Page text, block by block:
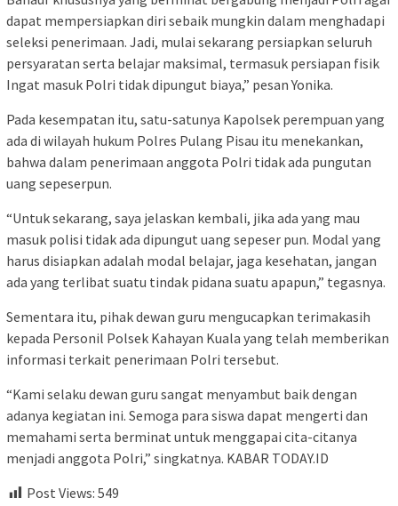
dapat mempersiapkan diri sebaik mungkin dalam menghadapi
seleksi penerimaan. Jadi, mulai sekarang persiapkan seluruh
persyaratan serta belajar maksimal, termasuk persiapan fisik
Ingat masuk Polri tidak dipungut biaya,” pesan Yonika.
Pada kesempatan itu, satu-satunya Kapolsek perempuan yang
ada di wilayah hukum Polres Pulang Pisau itu menekankan,
bahwa dalam penerimaan anggota Polri tidak ada pungutan
uang sepeserpun.
“Untuk sekarang, saya jelaskan kembali, jika ada yang mau
masuk polisi tidak ada dipungut uang sepeser pun. Modal yang
harus disiapkan adalah modal belajar, jaga kesehatan, jangan
ada yang terlibat suatu tindak pidana suatu apapun,” tegasnya.
Sementara itu, pihak dewan guru mengucapkan terimakasih
kepada Personil Polsek Kahayan Kuala yang telah memberikan
informasi terkait penerimaan Polri tersebut.
“Kami selaku dewan guru sangat menyambut baik dengan
adanya kegiatan ini. Semoga para siswa dapat mengerti dan
memahami serta berminat untuk menggapai cita-citanya
menjadi anggota Polri,” singkatnya. KABAR TODAY.ID
Post Views: 549